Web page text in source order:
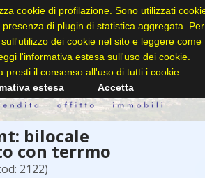
bilocale
con terrmo
2122)
cookie di profilazione. Sono utilizzati
di plugin di statistica aggregata. Per
dei cookie nel sito e leggere come
l'informativa estesa sull'uso dei cookie.
presti il consenso all'uso di tutti i cookie
estesa
Accetta